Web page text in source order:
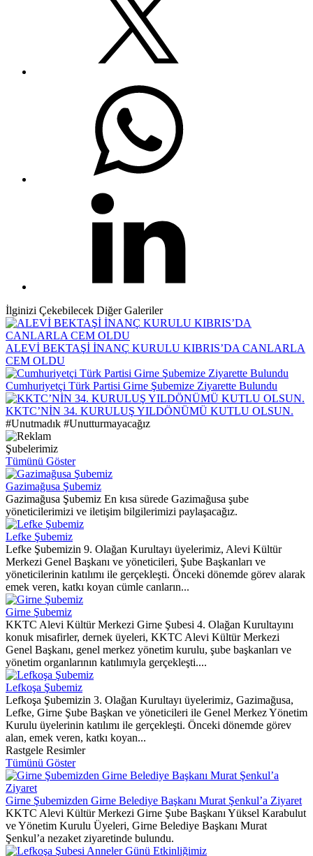
İlginizi Çekebilecek Diğer Galeriler
ALEVİ BEKTAŞİ İNANÇ KURULU KIBRIS’DA CANLARLA
CEM OLDU
Cumhuriyetçi Türk Partisi Girne Şubemize Ziyarette Bulundu
KKTC’NİN 34. KURULUŞ YILDÖNÜMÜ KUTLU OLSUN.
#Unutmadık #Unutturmayacağız
Şubelerimiz
Tümünü Göster
Gazimağusa Şubemiz
Gazimağusa Şubemiz En kısa sürede Gazimağusa şube
yöneticilerimizi ve iletişim bilgilerimizi paylaşacağız.
Lefke Şubemiz
Lefke Şubemizin 9. Olağan Kurultayı üyelerimiz, Alevi Kültür
Merkezi Genel Başkanı ve yöneticileri, Şube Başkanları ve
yöneticilerinin katılımı ile gerçekleşti. Önceki dönemde görev alarak
emek veren, katkı koyan cümle canların...
Girne Şubemiz
KKTC Alevi Kültür Merkezi Girne Şubesi 4. Olağan Kurultayını
konuk misafirler, dernek üyeleri, KKTC Alevi Kültür Merkezi
Genel Başkanı, genel merkez yönetim kurulu, şube başkanları ve
yönetim organlarının katılımıyla gerçekleşti....
Lefkoşa Şubemiz
Lefkoşa Şubemizin 3. Olağan Kurultayı üyelerimiz, Gazimağusa,
Lefke, Girne Şube Başkan ve yöneticileri ile Genel Merkez Yönetim
Kurulu üyelerinin katılımı ile gerçekleşti. Önceki dönemde görev
alan, emek veren, katkı koyan...
Rastgele Resimler
Tümünü Göster
Girne Şubemizden Girne Belediye Başkanı Murat Şenkul’a Ziyaret
KKTC Alevi Kültür Merkezi Girne Şube Başkanı Yüksel Karabulut
ve Yönetim Kurulu Üyeleri, Girne Belediye Başkanı Murat
Şenkul’a nezaket ziyaretinde bulundu.